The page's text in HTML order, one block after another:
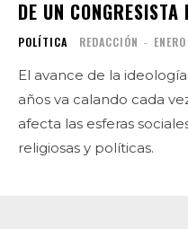
DE UN CONGRESISTA
POLÍTICA REDACCIÓN -
El avance de la
años va calando cada
afecta las esferas
religiosas y políticas.